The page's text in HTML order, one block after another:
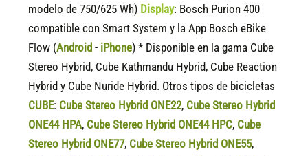
modelo de 750/625 Wh) Display: Bosch Purion 400
compatible con Smart System y la App Bosch eBike
Flow (Android - iPhone) * Disponible en la gama Cube
Stereo Hybrid, Cube Kathmandu Hybrid, Cube Reaction
Hybrid y Cube Nuride Hybrid. Otros tipos de bicicletas
CUBE: Cube Stereo Hybrid ONE22, Cube Stereo Hybrid
ONE44 HPA, Cube Stereo Hybrid ONE44 HPC, Cube
Stereo Hybrid ONE77, Cube Stereo Hybrid ONE55,